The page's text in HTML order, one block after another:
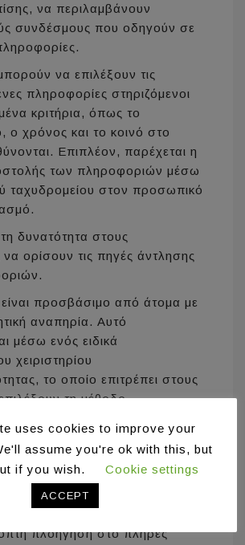
να περιλαμβάνουν
συνδέσμους που οδηγούν σε
να επιλέξουν τις
πληροφορίες στηριζόμενοι
κριτήρια, όπως το
ο χρόνος και το κοινό στο
Επιπλέον, παρέχεται η
των πληροφοριών μέσω
ταχυδρομείου στον προσωπικό
τη δυνατότητα στους
να ορίσουν τις πηγές άντλησης
προσβάσιμο από άτομα με
αναπηρία. Αυτό
μέσω ενός ειδικά
χειριστηρίου
το οποίο επιτρέπει στους
τη μέθοδο
μέσω της χρήσης του
υποστηρίζεται αλληλεπίδραση
οθόνης και τεχνικών
των αλληλεπιδραστικών
πλοήγηση στο πλήρες
uses cookies to improve your
assume you're ok with this, but
if you wish.
Cookie settings
ACCEPT